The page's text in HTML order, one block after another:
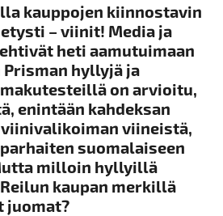
kauppojen kiinnostavin
– viinit! Media ja
heti aamutuimaan
hyllyjä ja
on arvioitu,
enintään kahdeksan
viineistä,
suomalaiseen
milloin hyllyillä
kaupan merkillä
juomat?